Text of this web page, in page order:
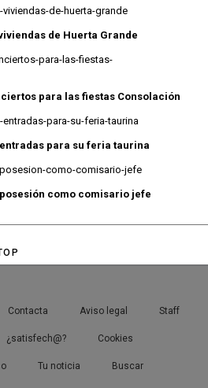
de Huerta Grande
para las fiestas Consolación
para su feria taurina
como comisario jefe
Contacta Aviso legal Staff
¿satisfech@? Cookies
Tu noticia Buscar